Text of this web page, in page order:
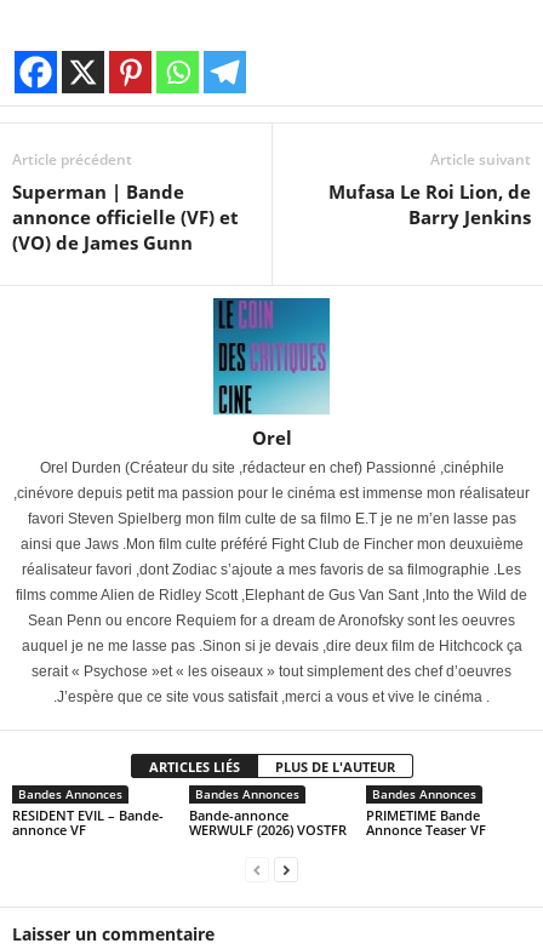
Article précédent
Superman | Bande
annonce officielle (VF) et
(VO) de James Gunn
Article suivant
Mufasa Le Roi Lion, de
Barry Jenkins
Orel
Orel Durden (Créateur du site ,rédacteur en chef) Passionné ,cinéphile
,cinévore depuis petit ma passion pour le cinéma est immense mon réalisateur
favori Steven Spielberg mon film culte de sa filmo E.T je ne m’en lasse pas
ainsi que Jaws .Mon film culte préféré Fight Club de Fincher mon deuxuième
réalisateur favori ,dont Zodiac s’ajoute a mes favoris de sa filmographie .Les
films comme Alien de Ridley Scott ,Elephant de Gus Van Sant ,Into the Wild de
Sean Penn ou encore Requiem for a dream de Aronofsky sont les oeuvres
auquel je ne me lasse pas .Sinon si je devais ,dire deux film de Hitchcock ça
serait « Psychose »et « les oiseaux » tout simplement des chef d’oeuvres
.J’espère que ce site vous satisfait ,merci a vous et vive le cinéma .
ARTICLES LIÉS PLUS DE L'AUTEUR
Bandes Annonces
RESIDENT EVIL – Bande-
annonce VF
Bandes Annonces
Bande-annonce
WERWULF (2026) VOSTFR
Bandes Annonces
PRIMETIME Bande
Annonce Teaser VF
Laisser un commentaire